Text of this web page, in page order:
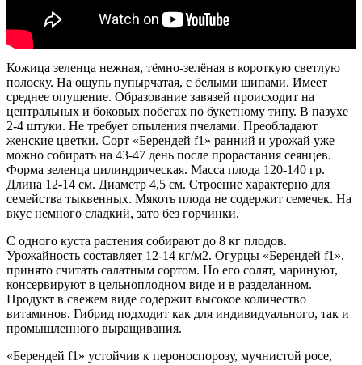
Кожица зеленца нежная, тёмно-зелёная в короткую светлую
полоску. На ощупь пупырчатая, с белыми шипами. Имеет
среднее опушение. Образование завязей происходит на
центральных и боковых побегах по букетному типу. В пазухе
2-4 штуки. Не требует опыления пчелами. Преобладают
женские цветки. Сорт «Берендей f1» ранний и урожай уже
можно собирать на 43-47 день после прорастания сеянцев.
Форма зеленца цилиндрическая. Масса плода 120-140 гр.
Длина 12-14 см. Диаметр 4,5 см. Строение характерно для
семейства тыквенных. Мякоть плода не содержит семечек. На
вкус немного сладкий, зато без горчинки.
С одного куста растения собирают до 8 кг плодов.
Урожайность составляет 12-14 кг/м2. Огурцы «Берендей f1»,
принято считать салатным сортом. Но его солят, маринуют,
консервируют в цельноплодном виде и в разделанном.
Продукт в свежем виде содержит высокое количество
витаминов. Гибрид подходит как для индивидуального, так и
промышленного выращивания.
«Берендей f1» устойчив к пероноспорозу, мучнистой росе,